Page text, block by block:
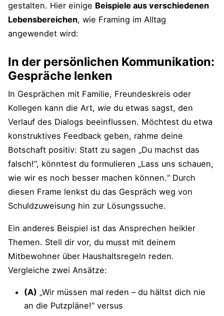
gestalten. Hier einige Beispiele aus verschiedenen
Lebensbereichen, wie Framing im Alltag
angewendet wird:
In der persönlichen Kommunikation:
Gespräche lenken
In Gesprächen mit Familie, Freundeskreis oder
Kollegen kann die Art, wie du etwas sagst, den
Verlauf des Dialogs beeinflussen. Möchtest du etwa
konstruktives Feedback geben, rahme deine
Botschaft positiv: Statt zu sagen „Du machst das
falsch!“, könntest du formulieren „Lass uns schauen,
wie wir es noch besser machen können.“ Durch
diesen Frame lenkst du das Gespräch weg von
Schuldzuweisung hin zur Lösungssuche.
Ein anderes Beispiel ist das Ansprechen heikler
Themen. Stell dir vor, du musst mit deinem
Mitbewohner über Haushaltsregeln reden.
Vergleiche zwei Ansätze:
(A) „Wir müssen mal reden – du hältst dich nie
an die Putzpläne!“ versus